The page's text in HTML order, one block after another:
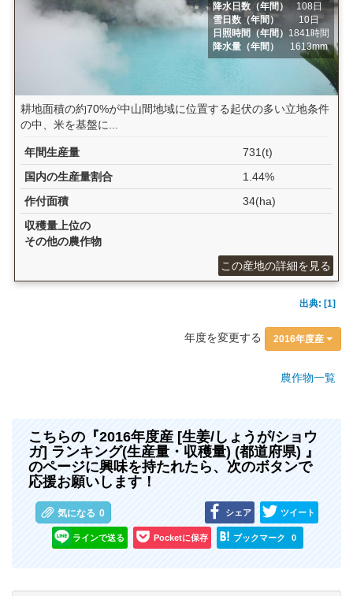
降水日数（年間）
108日
雪日数（年間）
10日
日照時間（年間） 1841時間
降水量（年間）
1613mm
耕地面積の約70%が中山間地域に位置する起伏の多い立地条件
の中、米を基盤に...
年間生産量
731(t)
国内の生産量割合
1.44%
作付面積
34(ha)
収穫量上位の
その他の農作物
この産地の詳細を見る
出典: [1]
年度を変更する 2016年度産
農作物一覧
こちらの『2016年度産 [生姜/しょうが/ショウ
ガ] ランキング(生産量・収穫量) (都道府県) 』
のページに興味を持たれたら、次のボタンで
応援お願いします！
気になる 0 シェア ツイート
ラインで送る Pocketに保存 ブックマーク 0